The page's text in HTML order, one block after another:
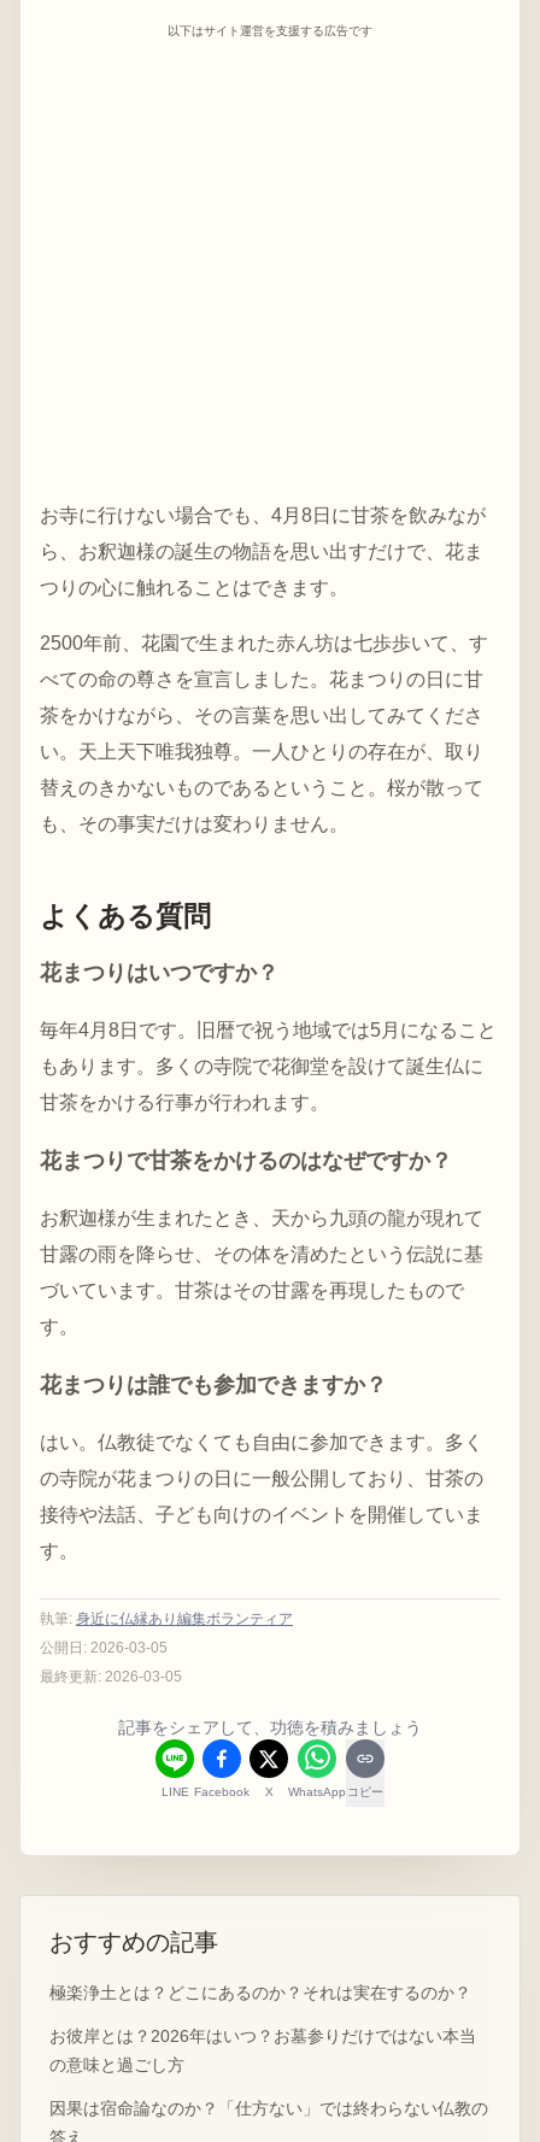
以下はサイト運営を支援する広告です
お寺に行けない場合でも、4月8日に甘茶を飲みなが
ら、お釈迦様の誕生の物語を思い出すだけで、花ま
つりの心に触れることはできます。
2500年前、花園で生まれた赤ん坊は七歩歩いて、す
べての命の尊さを宣言しました。花まつりの日に甘
茶をかけながら、その言葉を思い出してみてくださ
い。天上天下唯我独尊。一人ひとりの存在が、取り
替えのきかないものであるということ。桜が散って
も、その事実だけは変わりません。
よくある質問
花まつりはいつですか？
毎年4月8日です。旧暦で祝う地域では5月になること
もあります。多くの寺院で花御堂を設けて誕生仏に
甘茶をかける行事が行われます。
花まつりで甘茶をかけるのはなぜですか？
お釈迦様が生まれたとき、天から九頭の龍が現れて
甘露の雨を降らせ、その体を清めたという伝説に基
づいています。甘茶はその甘露を再現したもので
す。
花まつりは誰でも参加できますか？
はい。仏教徒でなくても自由に参加できます。多く
の寺院が花まつりの日に一般公開しており、甘茶の
接待や法話、子ども向けのイベントを開催していま
す。
執筆: 身近に仏縁あり編集ボランティア
公開日: 2026-03-05
最終更新: 2026-03-05
記事をシェアして、功徳を積みましょう
LINE Facebook X WhatsApp コピー
おすすめの記事
極楽浄土とは？どこにあるのか？それは実在するのか？
お彼岸とは？2026年はいつ？お墓参りだけではない本当
の意味と過ごし方
因果は宿命論なのか？「仕方ない」では終わらない仏教の
答え